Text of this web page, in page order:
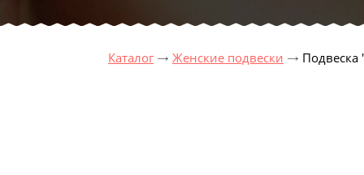
Каталог Женские подвески